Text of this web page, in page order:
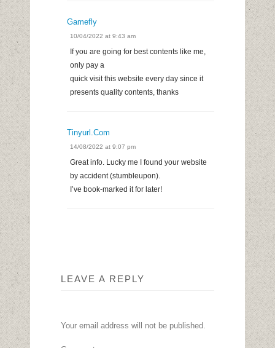
Gamefly
10/04/2022 at 9:43 am
If you are going for best contents like me,
only pay a
quick visit this website every day since it
presents quality contents, thanks
Tinyurl.com
14/08/2022 at 9:07 pm
Great info. Lucky me I found your website
by accident (stumbleupon).
I’ve book-marked it for later!
LEAVE A REPLY
Your email address will not be published.